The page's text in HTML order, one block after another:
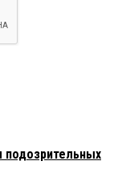
подозрительных